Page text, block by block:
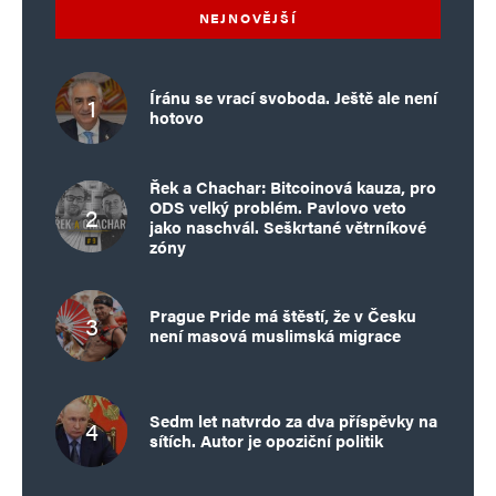
NEJNOVĚJŠÍ
Íránu se vrací svoboda. Ještě ale není
hotovo
Řek a Chachar: Bitcoinová kauza, pro
ODS velký problém. Pavlovo veto
jako naschvál. Seškrtané větrníkové
zóny
Prague Pride má štěstí, že v Česku
není masová muslimská migrace
Sedm let natvrdo za dva příspěvky na
sítích. Autor je opoziční politik